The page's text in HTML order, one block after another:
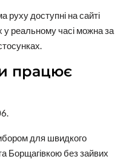
руху доступні на сайті
у реальному часі можна за
працює
для швидкого
Борщагівкою без зайвих